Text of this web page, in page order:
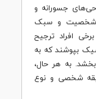
جسورانه و
شخصیت و سبک
افراد ترجیح
بپوشند که به
به هر حال،
شخصی و نوع